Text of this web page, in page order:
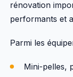
rénovation
performants et
Parmi les
Mini-pelles,